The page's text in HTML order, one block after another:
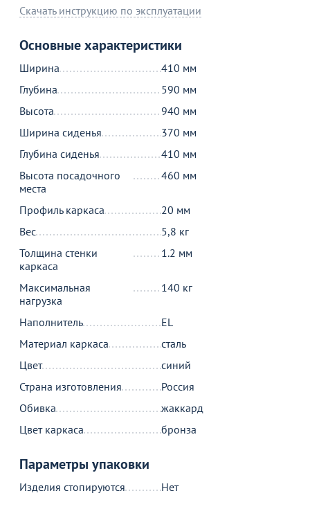
Скачать инструкцию по эксплуатации
Основные характеристики
Ширина
410 мм
Глубина
590 мм
Высота
940 мм
Ширина сиденья
370 мм
Глубина сиденья
410 мм
Высота посадочного
места
460 мм
Профиль каркаса
20 мм
Вес
5,8 кг
Толщина стенки
каркаса
1.2 мм
Максимальная
нагрузка
140 кг
Наполнитель
EL
Материал каркаса
сталь
Цвет
синий
Страна изготовления
Россия
Обивка
жаккард
Цвет каркаса
бронза
Параметры упаковки
Изделия стопируются Нет
Товар в корзине
Стул Хит 20мм банкетный, золото, арш синий
В корзине
Продолжить покупки
175